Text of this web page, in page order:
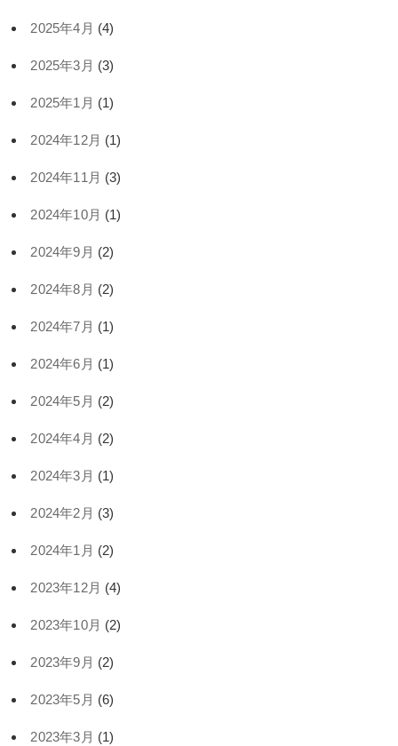
2025年4月 (4)
2025年3月 (3)
2025年1月 (1)
2024年12月 (1)
2024年11月 (3)
2024年10月 (1)
2024年9月 (2)
2024年8月 (2)
2024年7月 (1)
2024年6月 (1)
2024年5月 (2)
2024年4月 (2)
2024年3月 (1)
2024年2月 (3)
2024年1月 (2)
2023年12月 (4)
2023年10月 (2)
2023年9月 (2)
2023年5月 (6)
2023年3月 (1)